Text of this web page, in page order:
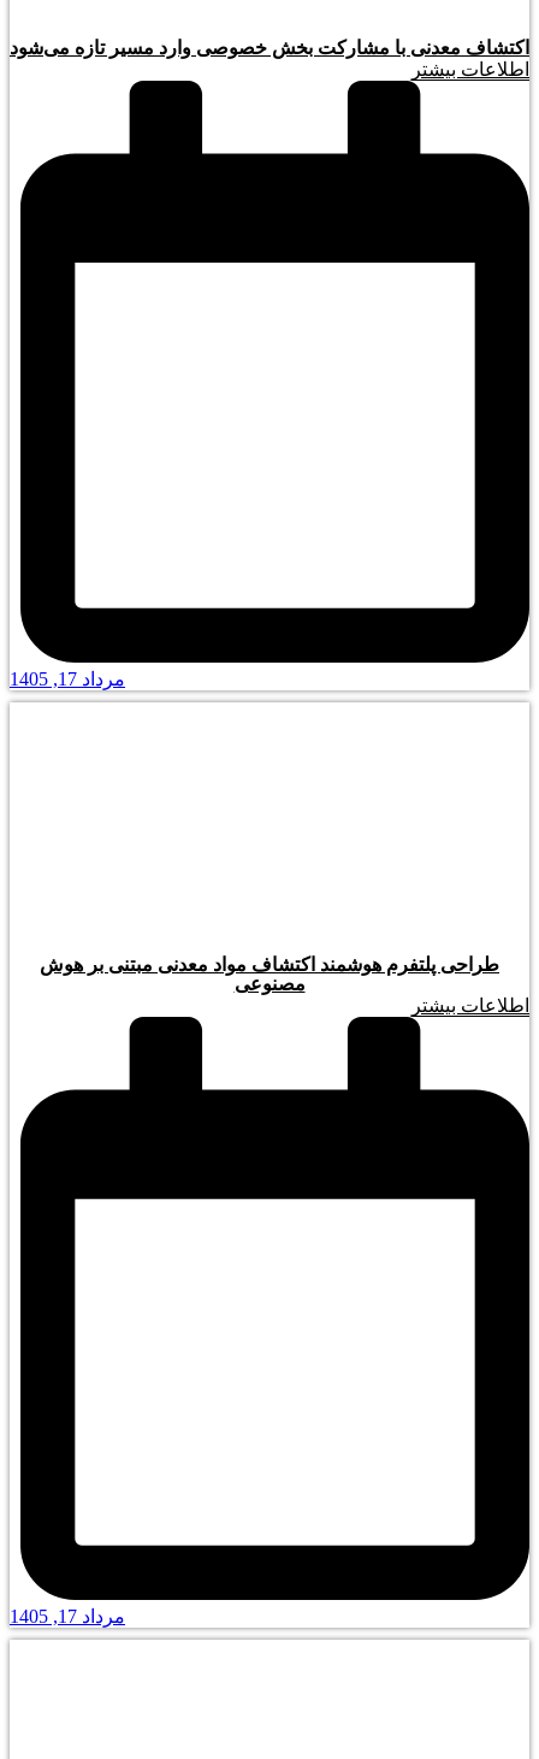
اکتشاف معدنی با مشارکت بخش خصوصی وارد مسیر تازه می‌شود
اطلاعات بیشتر
مرداد 17, 1405
طراحی پلتفرم هوشمند اکتشاف مواد معدنی مبتنی بر هوش
مصنوعی
اطلاعات بیشتر
مرداد 17, 1405